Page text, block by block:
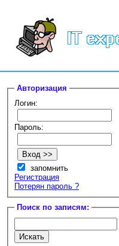
Авторизация
Логин:
Пароль:
запомнить
Регистрация
Потерян пароль ?
Поиск по записям: